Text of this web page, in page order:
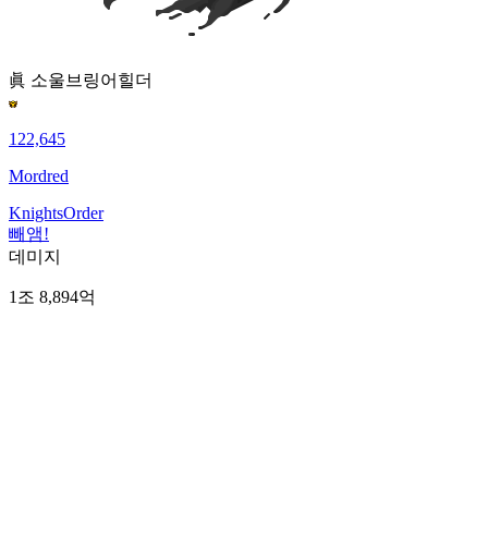
眞 소울브링어 힐더
122,645
Mordred
KnightsOrder
빼앰!
데미지
1조 8,894억